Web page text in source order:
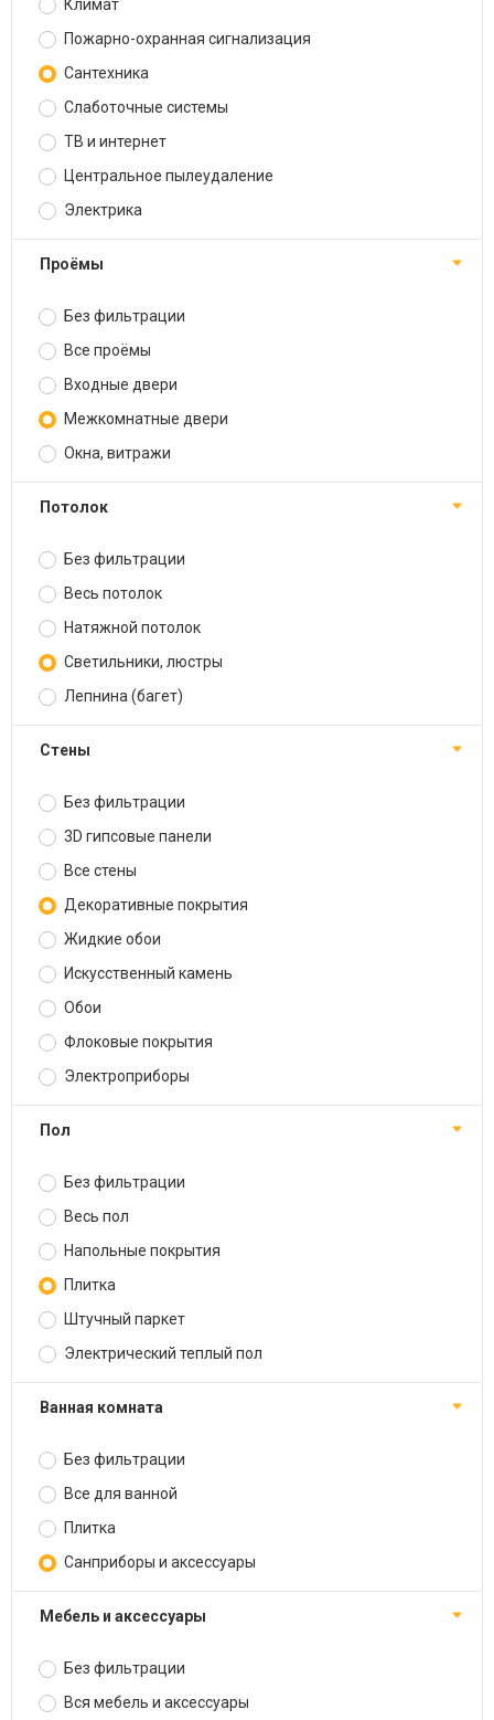
Климат
Пожарно-охранная сигнализация
Сантехника
Слаботочные системы
ТВ и интернет
Центральное пылеудаление
Электрика
Проёмы
Без фильтрации
Все проёмы
Входные двери
Межкомнатные двери
Окна, витражи
Потолок
Без фильтрации
Весь потолок
Натяжной потолок
Светильники, люстры
Лепнина (багет)
Стены
Без фильтрации
3D гипсовые панели
Все стены
Декоративные покрытия
Жидкие обои
Искусственный камень
Обои
Флоковые покрытия
Электроприборы
Пол
Без фильтрации
Весь пол
Напольные покрытия
Плитка
Штучный паркет
Электрический теплый пол
Ванная комната
Без фильтрации
Все для ванной
Плитка
Санприборы и аксессуары
Мебель и аксессуары
Без фильтрации
Вся мебель и аксессуары